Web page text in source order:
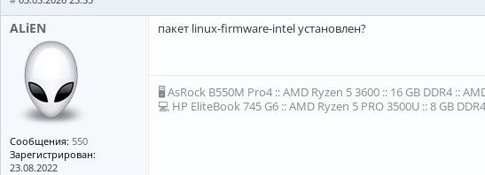
ALiEN
Сообщения: 550
Зарегистрирован:
23.08.2022
пакет linux-firmware-intel установлен?
🖥 AsRock B550M Pro4 :: AMD Ryzen 5 3600 :: 16 GB DDR4 ::
💻 HP EliteBook 745 G6 :: AMD Ryzen 5 PRO 3500U :: 8 GB